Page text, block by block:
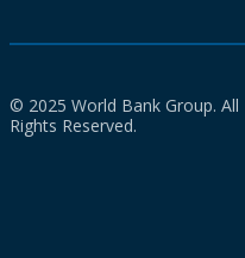
© 2025 World Bank Group. All
Rights Reserved.